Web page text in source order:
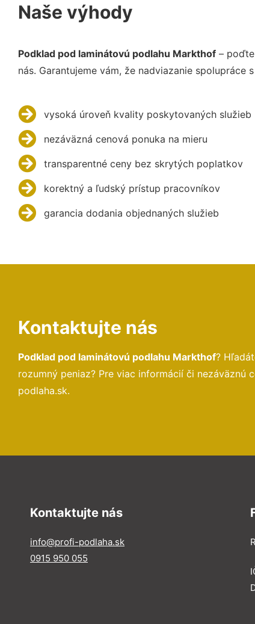
Naše výhody
Podklad pod laminátovú podlahu Markthof –
nás. Garantujeme vám, že nadviazanie spolupráce
vysoká úroveň kvality poskytovaných služieb
nezáväzná cenová ponuka na mieru
transparentné ceny bez skrytých poplatkov
korektný a ľudský prístup pracovníkov
garancia dodania objednaných služieb
Kontaktujte nás
Podklad pod laminátovú podlahu Markthof?
rozumný peniaz? Pre viac informácií či
podlaha.sk.
Kontaktujte nás
info@profi-podlaha.sk
0915 950 055